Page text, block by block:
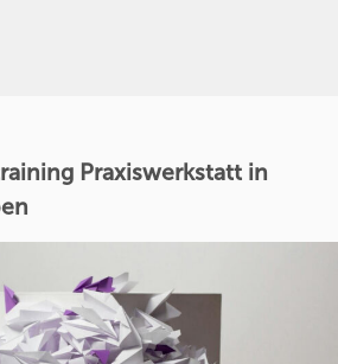
Praxiswerkstatt in